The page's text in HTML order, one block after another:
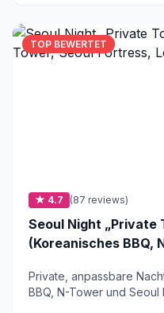
TOP BEWERTET
★ 4.7 (87 reviews)
Seoul Night „Private
(Koreanisches BBQ,
Private, anpassbare
BBQ, N-Tower und Seoul